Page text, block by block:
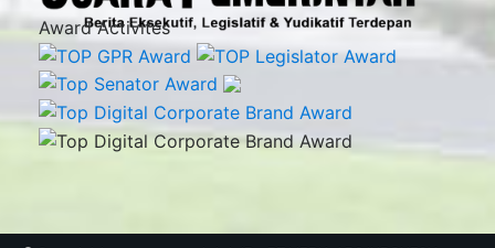
Award Activites